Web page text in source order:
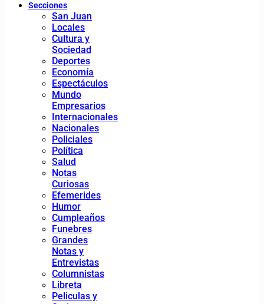
Secciones
San Juan
Locales
Cultura y
Sociedad
Deportes
Economía
Espectáculos
Mundo
Empresarios
Internacionales
Nacionales
Policiales
Política
Salud
Notas
Curiosas
Efemerides
Humor
Cumpleaños
Funebres
Grandes
Notas y
Entrevistas
Columnistas
Libreta
Peliculas y